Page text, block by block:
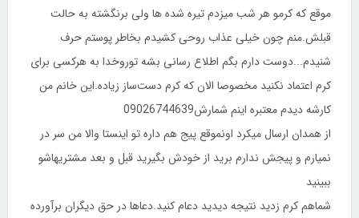
موقع که کرمو هر شب میزدم تیره شده ها ولی برنگشته به حالت
قبلش.منم چون خیلی عذاب روحی کشیدم بخاطر پوستم حرف
شنیدم...دوست دارم بگم اطلاع رسانی بشه توروخدا به هرکسی برای
کرم اعتماد نکنید مخصوصا الان که کرم دست‌ساز زیاده.این خانم من
کارشه دیدم معتبره اینم شمارش09026744639
از همدان ارسال میکرد اونموقع پیج هم داره تو اینستا والا من سر در
نمیارم و پیجش ندارم برید از خودش بگیرید قبل و بعد مشتریهاشو
ببینید
شماهم کرم زدید نتیجه دیدید دعام کنید.دعاها در حق دیگران برآورده